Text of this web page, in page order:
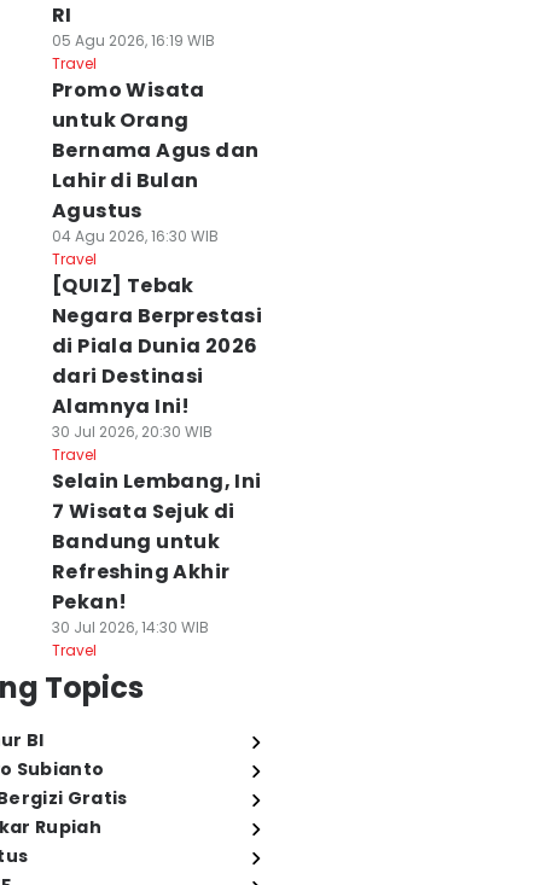
RI
05 Agu 2026, 16:19 WIB
Travel
Promo Wisata
untuk Orang
Bernama Agus dan
Lahir di Bulan
Agustus
04 Agu 2026, 16:30 WIB
Travel
[QUIZ] Tebak
Negara Berprestasi
di Piala Dunia 2026
dari Destinasi
Alamnya Ini!
30 Jul 2026, 20:30 WIB
Travel
Selain Lembang, Ini
7 Wisata Sejuk di
Bandung untuk
Refreshing Akhir
Pekan!
30 Jul 2026, 14:30 WIB
Travel
Topics
BI
Subianto
Gratis
Rupiah